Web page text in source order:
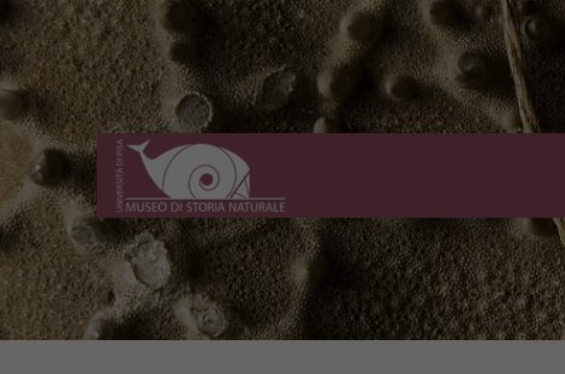
Museo
di
Storia
Naturale
dell'Università
di